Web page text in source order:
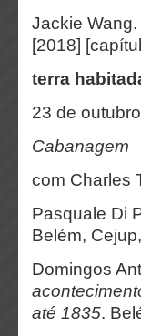
Jackie Wang.
[2018]
terra
23 de outubro
Cabanagem
com Charles
Pasquale Di
Belém,
Domingos
até 1835.